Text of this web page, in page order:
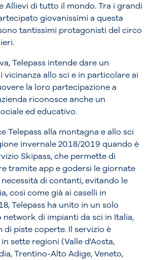
Allievi di tutto il mondo. Tra i grandi
giovanissimi a questa
tantissimi protagonisti del circo
Telepass intende dare un
vicinanza allo sci e in particolare ai
la loro partecipazione a
riconosce anche un
ed educativo.
Telepass alla montagna e allo sci
invernale 2018/2019 quando è
Skipass, che permette di
tramite app e godersi le giornate
necessità di contanti, evitando le
così come già ai caselli in
Telepass ha unito in un solo
network di impianti da sci in Italia,
piste coperte. Il servizio è
sette regioni (Valle d'Aosta,
Trentino-Alto Adige, Veneto,